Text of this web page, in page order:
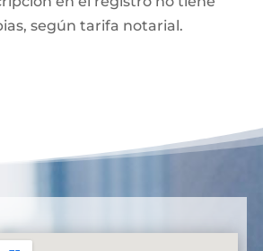
según tarifa notarial.